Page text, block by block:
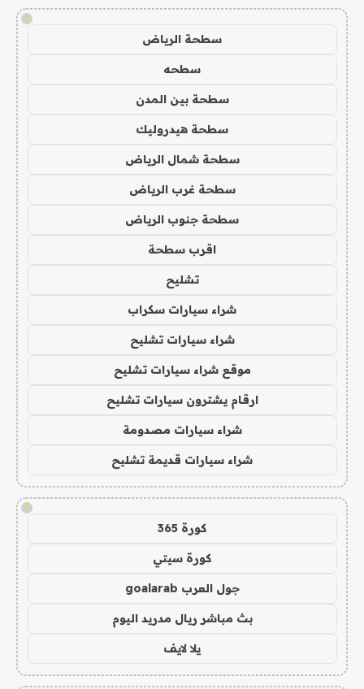
!
سطحة الرياض
سطحه
سطحة بين المدن
سطحة هيدروليك
سطحة شمال الرياض
سطحة غرب الرياض
سطحة جنوب الرياض
اقرب سطحة
تشليح
شراء سيارات سكراب
شراء سيارات تشليح
موقع شراء سيارات تشليح
ارقام يشترون سيارات تشليح
شراء سيارات مصدومة
شراء سيارات قديمة تشليح
!
كورة 365
كورة سيتي
جول العرب goalarab
بث مباشر ريال مدريد اليوم
يلا لايف